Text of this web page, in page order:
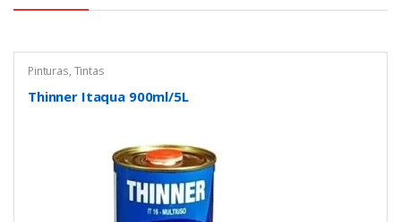
Pinturas, Tintas
Thinner Itaqua 900ml/5L